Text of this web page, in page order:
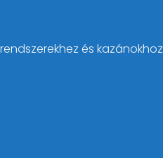
és